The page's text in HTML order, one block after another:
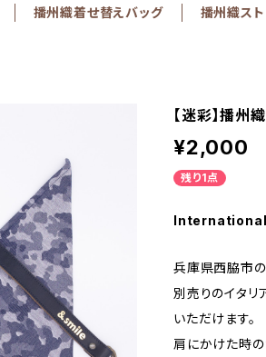
播州織着せ替えバッグ 播州織ス
【迷彩】播州
¥2,000
残り1点
兵庫県西脇市の
別売りのイタリ
いただけます。
肩にかけた時